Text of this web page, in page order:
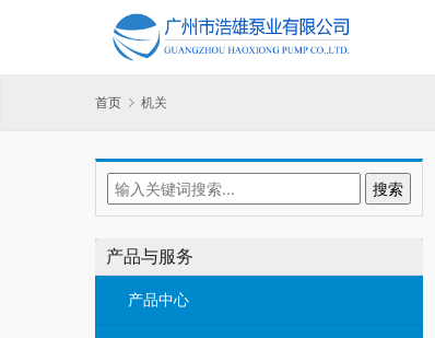
首页 机关
产品与服务
产品中心